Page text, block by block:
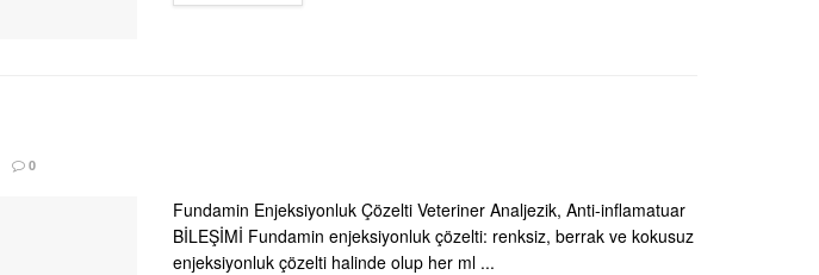
0
Fundamin Enjeksiyonluk Çözelti Veteriner Analjezik, Anti-inflamatuar
BİLEŞİMİ Fundamin enjeksiyonluk çözelti: renksiz, berrak ve kokusuz
enjeksiyonluk çözelti halinde olup her ml ...